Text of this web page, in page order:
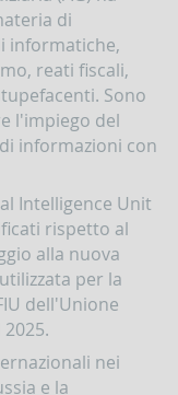
di
informatiche,
reati fiscali,
Sono
l'impiego del
informazioni con
Intelligence Unit
rispetto al
alla nuova
per la
dell'Unione
nei
e la